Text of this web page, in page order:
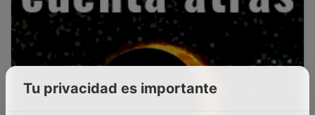
Tu privacidad es importante